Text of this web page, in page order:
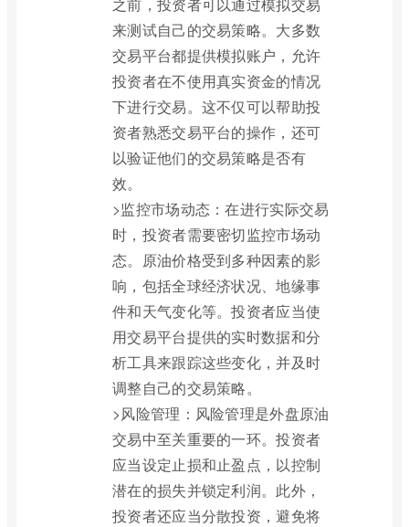
来测试自己的交易策略。大多数
交易平台都提供模拟账户，允许
投资者在不使用真实资金的情况
下进行交易。这不仅可以帮助投
资者熟悉交易平台的操作，还可
以验证他们的交易策略是否有
效。
>监控市场动态：在进行实际交易
时，投资者需要密切监控市场动
态。原油价格受到多种因素的影
响，包括全球经济状况、地缘事
件和天气变化等。投资者应当使
用交易平台提供的实时数据和分
析工具来跟踪这些变化，并及时
调整自己的交易策略。
>风险管理：风险管理是外盘原油
交易中至关重要的一环。投资者
应当设定止损和止盈点，以控制
潜在的损失并锁定利润。此外，
投资者还应当分散投资，避免将